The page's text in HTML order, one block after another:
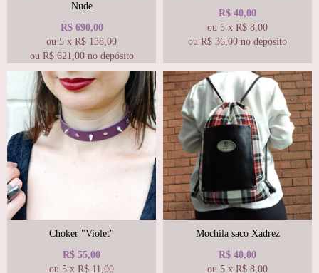
Nude
R$ 690,00
ou 5 x R$ 138,00
ou R$ 621,00 no depósito
R$ 40,00
ou 5 x R$ 8,00
ou R$ 36,00 no depósito
Choker "Violet"
R$ 55,00
ou 5 x R$ 11,00
Mochila saco Xadrez
R$ 40,00
ou 5 x R$ 8,00